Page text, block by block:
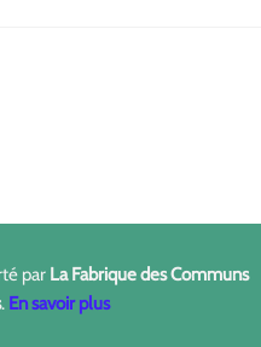
par La Fabrique des Communs
. En savoir plus